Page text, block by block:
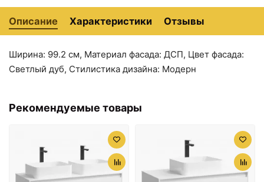
Aquanet Нота 75 158857
Дуб светлый
Дуб светлый
Описание Характеристики Отзывы
Ширина: 99.2 см, Материал фасада: ДСП, Цвет фасада:
Светлый дуб, Стилистика дизайна: Модерн
Рекомендуемые товары